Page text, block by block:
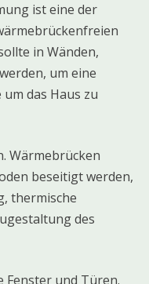
ist eine der
in Wänden,
um eine
das Haus zu
Wärmebrücken
beseitigt werden,
thermische
des
Fenster und Türen.